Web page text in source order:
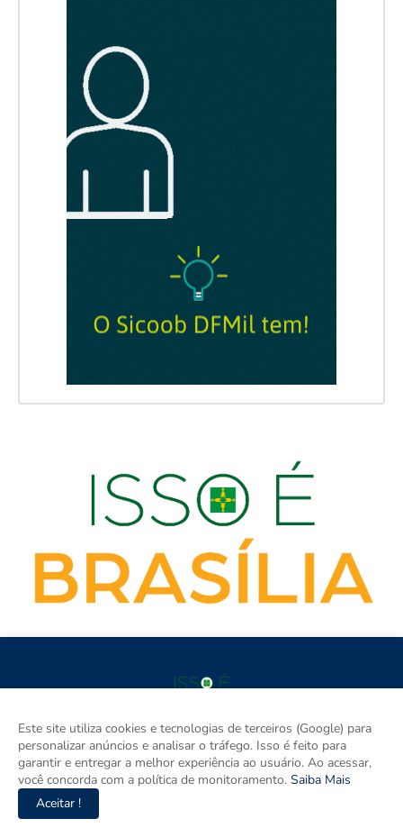
isso é BRASÍLIA é o site de notícias do Distrito Federal e Entorno
e um espaço para discutir a Região e o Brasil. Aqui tem
informação de verdade com imparcialidade. Os principais temas
são política, cidades e empreendedorismo. DRT 0010556/DF.
Este site utiliza cookies e tecnologias de terceiros (Google) para
personalizar anúncios e analisar o tráfego. Isso é feito para
garantir e entregar a melhor experiência ao usuário. Ao acessar,
você concorda com a política de monitoramento. Saiba Mais
Aceitar !